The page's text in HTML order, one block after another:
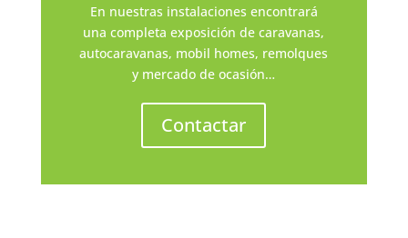
En nuestras instalaciones encontrará
una completa exposición de caravanas,
autocaravanas, mobil homes, remolques
y mercado de ocasión…
Contactar